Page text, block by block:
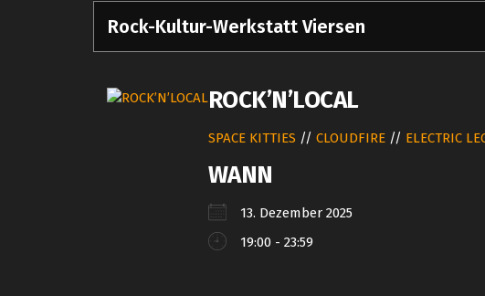
Rock-Kultur-Werkstatt Viersen
ROCK’N’LOCAL
SPACE KITTIES // CLOUDFIRE // ELECTRIC
WANN
13. Dezember 2025
19:00 - 23:59